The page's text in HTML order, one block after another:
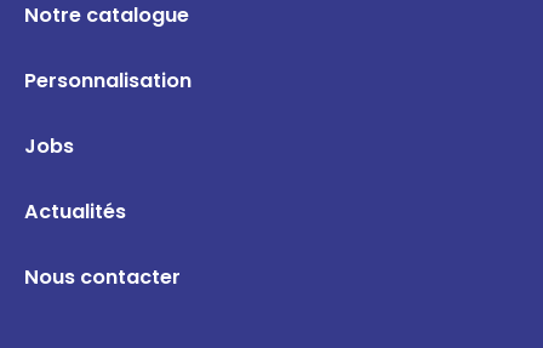
Notre catalogue
Personnalisation
Jobs
Actualités
Nous contacter